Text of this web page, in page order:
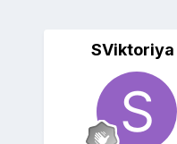
SViktoriya